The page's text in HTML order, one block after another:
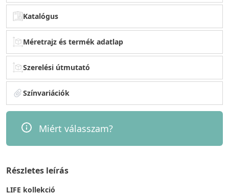
Katalógus
Méretrajz és termék adatlap
Szerelési útmutató
Színvariációk
Miért válasszam?
Részletes leírás
LIFE kollekció